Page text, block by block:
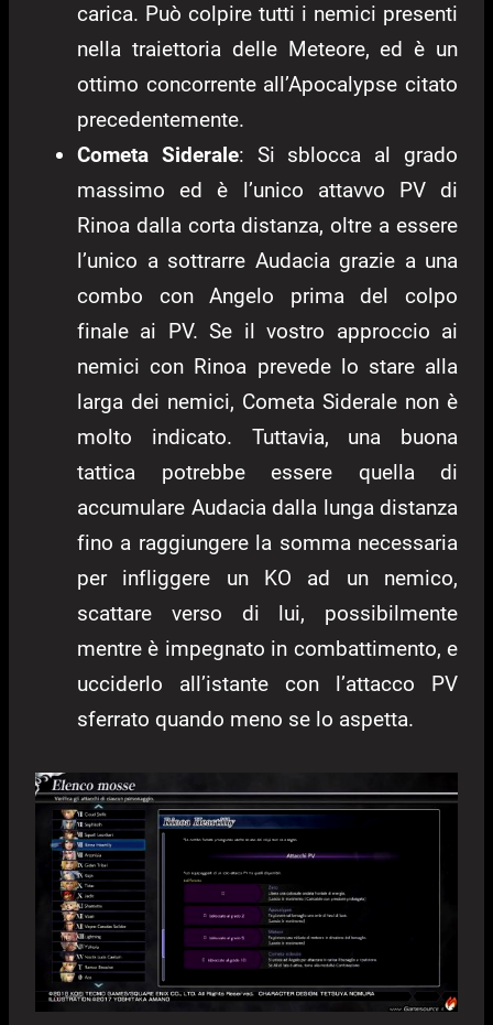
carica. Può colpire tutti i nemici presenti
nella traiettoria delle Meteore, ed è un
ottimo concorrente all’Apocalypse citato
precedentemente.
Cometa Siderale: Si sblocca al grado
massimo ed è l’unico attavvo PV di
Rinoa dalla corta distanza, oltre a essere
l’unico a sottrarre Audacia grazie a una
combo con Angelo prima del colpo
finale ai PV. Se il vostro approccio ai
nemici con Rinoa prevede lo stare alla
larga dei nemici, Cometa Siderale non è
molto indicato. Tuttavia, una buona
tattica potrebbe essere quella di
accumulare Audacia dalla lunga distanza
fino a raggiungere la somma necessaria
per infliggere un KO ad un nemico,
scattare verso di lui, possibilmente
mentre è impegnato in combattimento, e
ucciderlo all’istante con l’attacco PV
sferrato quando meno se lo aspetta.